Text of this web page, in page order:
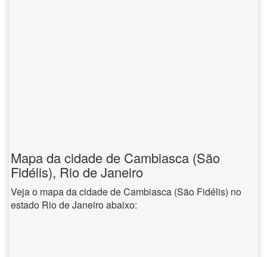
Mapa da cidade de Cambiasca (São
Fidélis), Rio de Janeiro
Veja o mapa da cidade de Cambiasca (São Fidélis) no
estado Rio de Janeiro abaixo: